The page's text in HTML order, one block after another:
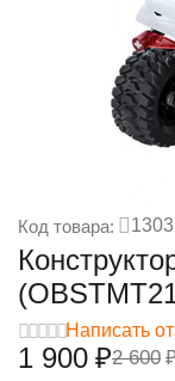
Код товара:
Написать
1 900 ₽2 600